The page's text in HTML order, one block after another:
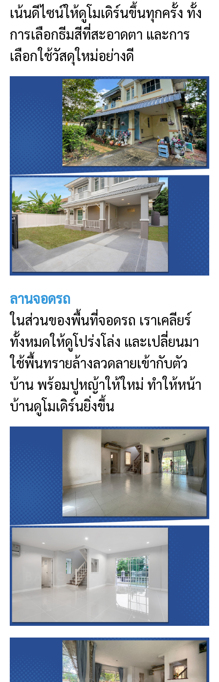
เน้นดีไซน์ให้ดูโมเดิร์นขึ้นทุกครั้ง ทั้ง
การเลือกธีมสีที่สะอาดตา และการ
เลือกใช้วัสดุใหม่อย่างดี
ลานจอดรถ
ในส่วนของพื้นที่จอดรถ เราเคลียร์
ทั้งหมดให้ดูโปร่งโล่ง และเปลี่ยนมา
ใช้พื้นทรายล้างลวดลายเข้ากับตัว
บ้าน พร้อมปูหญ้าให้ใหม่ ทำให้หน้า
บ้านดูโมเดิร์นยิ่งขึ้น